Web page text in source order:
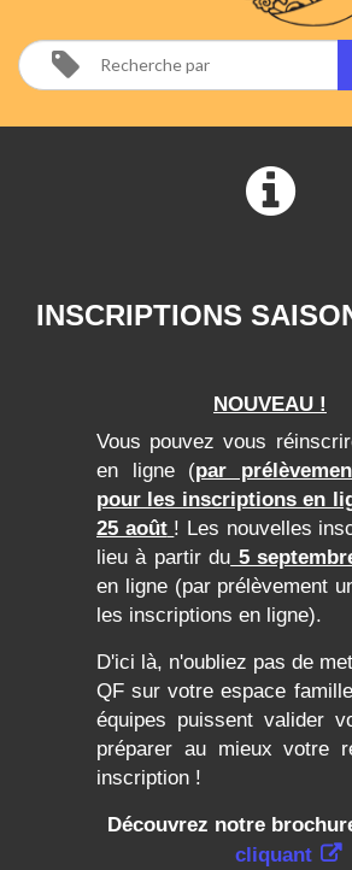
INSCRIPTIONS
NOUVEAU !
Vous pouvez vous
en ligne (par
pour les inscriptions en
25 août ! Les nouvelles
lieu à partirdu 5
en ligne (par prélèvement
les inscriptions en ligne).
D'ici là, n'oubliez pas de
QF sur votre espace
équipes puissent valider
préparer au mieux votre
inscription !
Découvrez notre
cliquant